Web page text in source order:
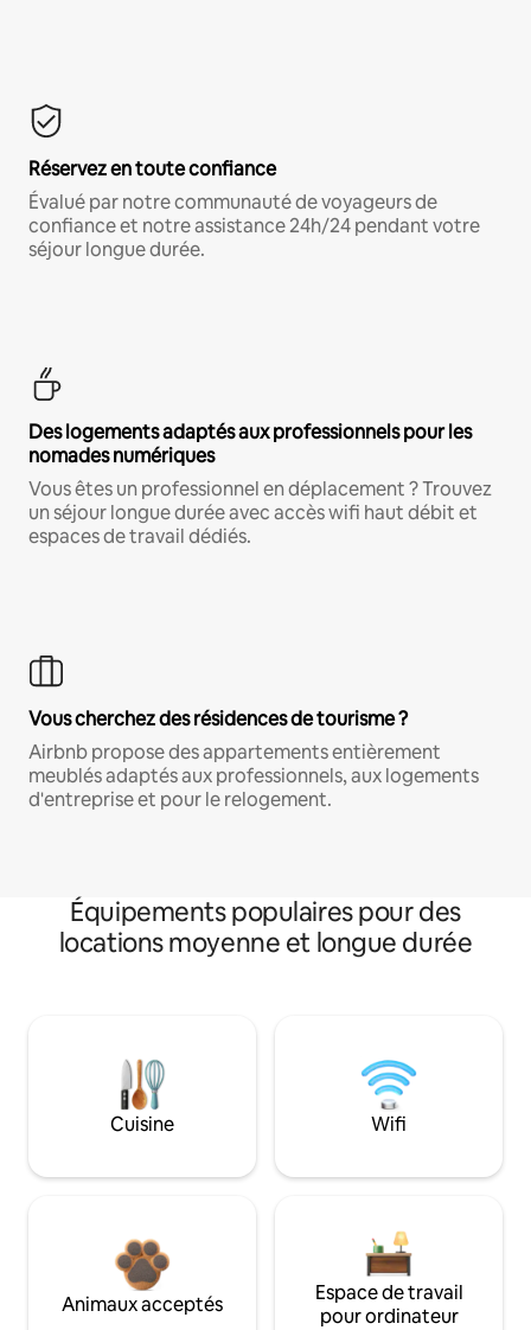
Réservez en toute confiance
Évalué par notre communauté de voyageurs de
confiance et notre assistance 24h/24 pendant votre
séjour longue durée.
Des logements adaptés aux professionnels pour les
nomades numériques
Vous êtes un professionnel en déplacement ? Trouvez
un séjour longue durée avec accès wifi haut débit et
espaces de travail dédiés.
Vous cherchez des résidences de tourisme ?
Airbnb propose des appartements entièrement
meublés adaptés aux professionnels, aux logements
d'entreprise et pour le relogement.
Équipements populaires pour des
locations moyenne et longue durée
Cuisine Wifi
Animaux acceptés
Espace de travail
pour ordinateur